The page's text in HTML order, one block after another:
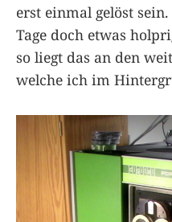
erst einmal gelöst
Tage doch etwas
so liegt das an den
welche ich im